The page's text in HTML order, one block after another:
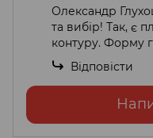
Олександр
та вибір! Так, є
контуру. Форму
Відповісти